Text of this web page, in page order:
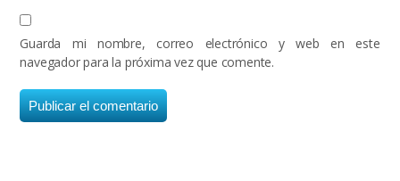
Guarda mi nombre, correo electrónico y web en este
navegador para la próxima vez que comente.